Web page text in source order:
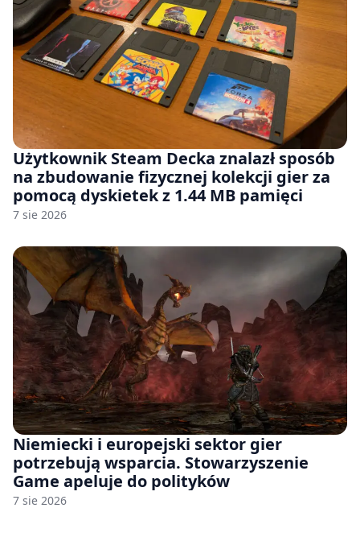
Użytkownik Steam Decka znalazł sposób
na zbudowanie fizycznej kolekcji gier za
pomocą dyskietek z 1.44 MB pamięci
7 sie 2026
Niemiecki i europejski sektor gier
potrzebują wsparcia. Stowarzyszenie
Game apeluje do polityków
7 sie 2026